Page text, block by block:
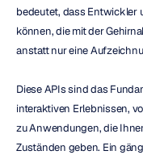
bedeutet, dass Entwickler
können, die mit der
anstatt nur eine
Diese APIs sind das
interaktiven Erlebnissen,
zu Anwendungen, die
Zuständen geben. Ein